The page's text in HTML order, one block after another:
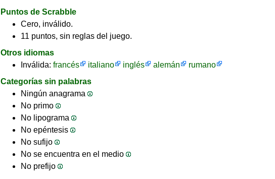
Puntos de Scrabble
Cero, inválido.
11 puntos, sin reglas del juego.
Otros idiomas
Inválida: francés italiano inglés alemán
rumano
Categorías sin palabras
Ningún anagrama
No primo
No lipograma
No epéntesis
No sufijo
No se encuentra en el medio
No prefijo